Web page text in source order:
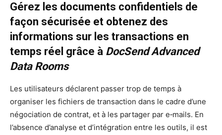
Gérez les documents confidentiels de
façon sécurisée et obtenez des
informations sur les transactions en
temps réel grâce à DocSend Advanced
Data Rooms
Les utilisateurs déclarent passer trop de temps à
organiser les fichiers de transaction dans le cadre d’une
négociation de contrat, et à les partager par e‑mails. En
l’absence d’analyse et d’intégration entre les outils, il est